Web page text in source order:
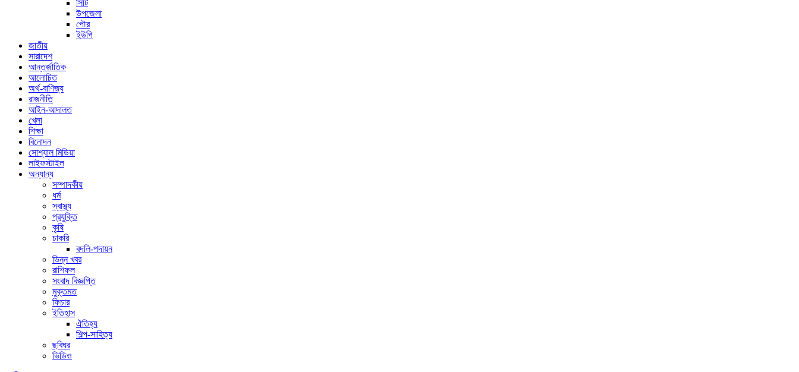
সিটি
উপজেলা
পৌর
ইউপি
জাতীয়
সারাদেশ
আন্তর্জাতিক
আলোচিত
অর্থ-বাণিজ্য
রাজনীতি
আইন-আদালত
খেলা
শিক্ষা
বিনোদন
সোশ্যাল মিডিয়া
লাইফস্টাইল
অন্যান্য
সম্পাদকীয়
ধর্ম
স্বাস্থ্য
প্রযুক্তি
কৃষি
চাকরি
বদলি-পদায়ন
ভিন্ন খবর
রাশিফল
সংবাদ বিজ্ঞপ্তি
মুক্তমত
ফিচার
ইতিহাস
ঐতিহ্য
শিল্প-সাহিত্য
ছবিঘর
ভিডিও